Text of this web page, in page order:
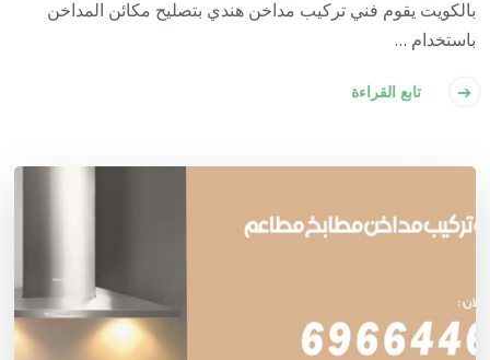
بالكويت يقوم فني تركيب مداخن هندي بتصليح مكائن المداخن
باستخدام …
تابع القراءة